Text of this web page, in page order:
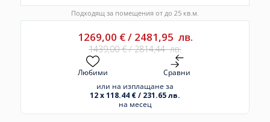
Подходящ за помещения от до 25 кв.м.
1269,00 €/ 2481,95 лв.
1439,00€/2814,44лв.
Любими
Сравни
или на изплащане за
12 x 118.44 € / 231.65 лв.
на месец